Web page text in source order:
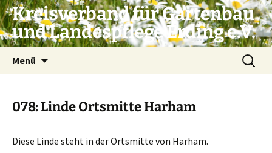
Zum
Inhalt
springen
Kreisverband für Gartenbau
und Landespflege Erding e.V.
Menü
Suchen
nach:
078: Linde Ortsmitte Harham
Diese Linde steht in der Ortsmitte von Harham.